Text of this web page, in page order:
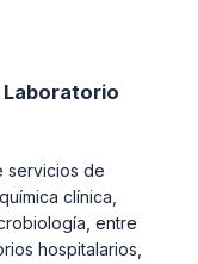
Laboratorio
servicios de
clínica,
entre
hospitalarios,